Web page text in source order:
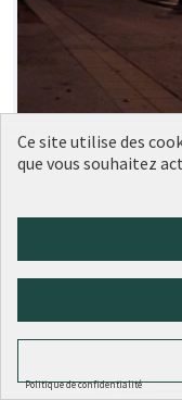
Équipement
Jean de la
Ce site utilise des
que vous souhaitez
Politique de confidentialité